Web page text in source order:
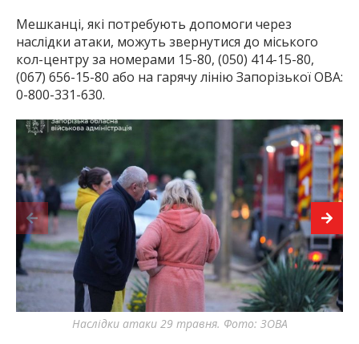
Мешканці, які потребують допомоги через
наслідки атаки, можуть звернутися до міського
кол-центру за номерами 15-80, (050) 414-15-80,
(067) 656-15-80 або на гарячу лінію Запорізької ОВА:
0-800-331-630.
Наслідки атаки 29 травня. Фото: ЗОВА